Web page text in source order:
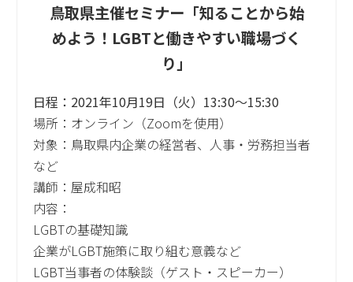
鳥取県主催セミナー「知ることから始
めよう！LGBTと働きやすい職場づく
り」
日程：2021年10月19日（火）13:30～15:30
場所：オンライン（Zoomを使用）
対象：鳥取県内企業の経営者、人事・労務担当者
など
講師：屋成和昭
内容：
LGBTの基礎知識
企業がLGBT施策に取り組む意義など
LGBT当事者の体験談（ゲスト・スピーカー）